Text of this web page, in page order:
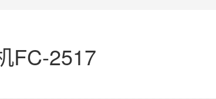
FC-2517